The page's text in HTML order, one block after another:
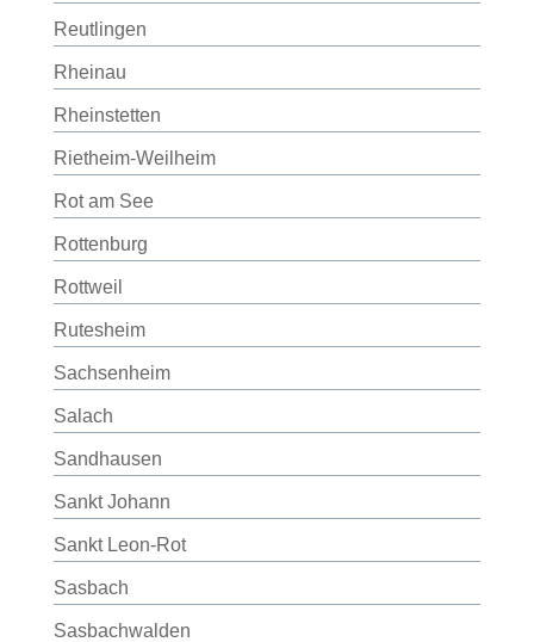
Reutlingen
Rheinau
Rheinstetten
Rietheim-Weilheim
Rot am See
Rottenburg
Rottweil
Rutesheim
Sachsenheim
Salach
Sandhausen
Sankt Johann
Sankt Leon-Rot
Sasbach
Sasbachwalden